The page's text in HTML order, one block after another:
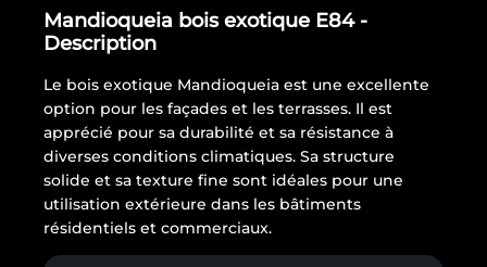
Mandioqueia bois exotique E84 -
Description
Le bois exotique Mandioqueia est une excellente
option pour les façades et les terrasses. Il est
apprécié pour sa durabilité et sa résistance à
diverses conditions climatiques. Sa structure
solide et sa texture fine sont idéales pour une
utilisation extérieure dans les bâtiments
résidentiels et commerciaux.